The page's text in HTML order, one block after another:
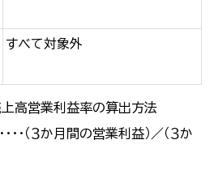
すべて対象外
高営業利益率の算出方法
・・・（３か月間の営業利益）／（３か